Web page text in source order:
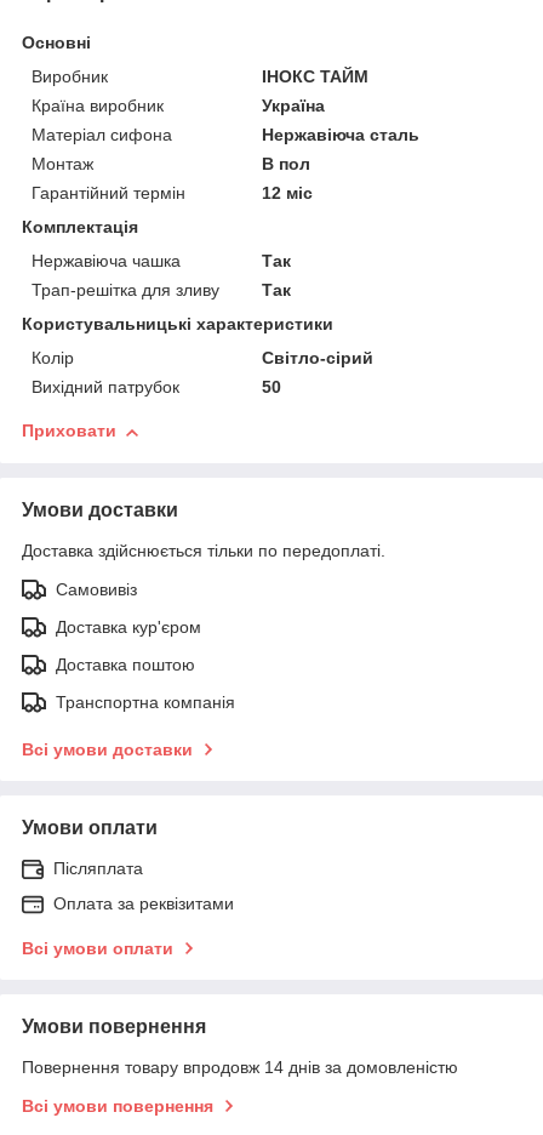
Основні
Виробник
ІНОКС ТАЙМ
Країна виробник
Україна
Матеріал сифона
Нержавіюча сталь
Монтаж
В пол
Гарантійний термін
12 міс
Комплектація
Нержавіюча чашка
Так
Трап-решітка для зливу
Так
Користувальницькі характеристики
Колір
Світло-сірий
Вихідний патрубок
50
Приховати
Умови доставки
Доставка здійснюється тільки по передоплаті.
Самовивіз
Доставка кур'єром
Доставка поштою
Транспортна компанія
Всі умови доставки
Умови оплати
Післяплата
Оплата за реквізитами
Всі умови оплати
Умови повернення
Повернення товару впродовж 14 днів за домовленістю
Всі умови повернення